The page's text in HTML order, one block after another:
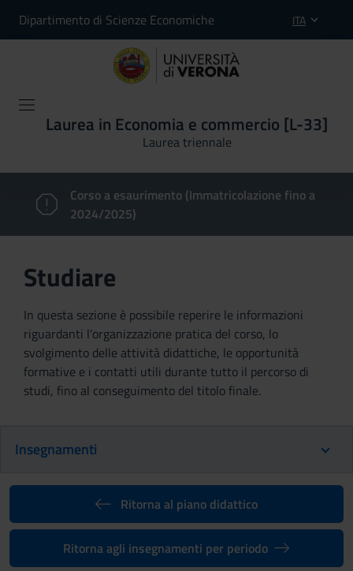
Dipartimento di Scienze Economiche ITA
Laurea in Economia e commercio [L-33]
Laurea triennale
Corso a esaurimento (Immatricolazione fino a
2024/2025)
Studiare
In questa sezione è possibile reperire le informazioni
riguardanti l'organizzazione pratica del corso, lo
svolgimento delle attività didattiche, le opportunità
formative e i contatti utili durante tutto il percorso di
studi, fino al conseguimento del titolo finale.
Insegnamenti
Ritorna al piano didattico
Ritorna agli insegnamenti per periodo